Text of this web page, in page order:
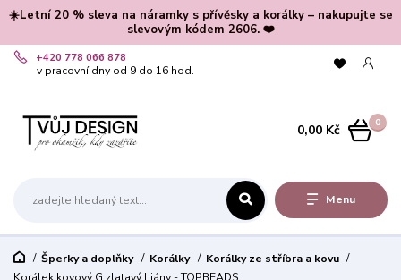
☀️Letní 20 % sleva na náramky s přívěsky a korálky – nakupujte se
slevovým kódem 2606. ❤️
Menu
+420 778 066 878
v pracovní dny od 9 do 16 hod.
0
0,00 Kč
Šperky a doplňky Korálky
Korálky ze stříbra a kovu